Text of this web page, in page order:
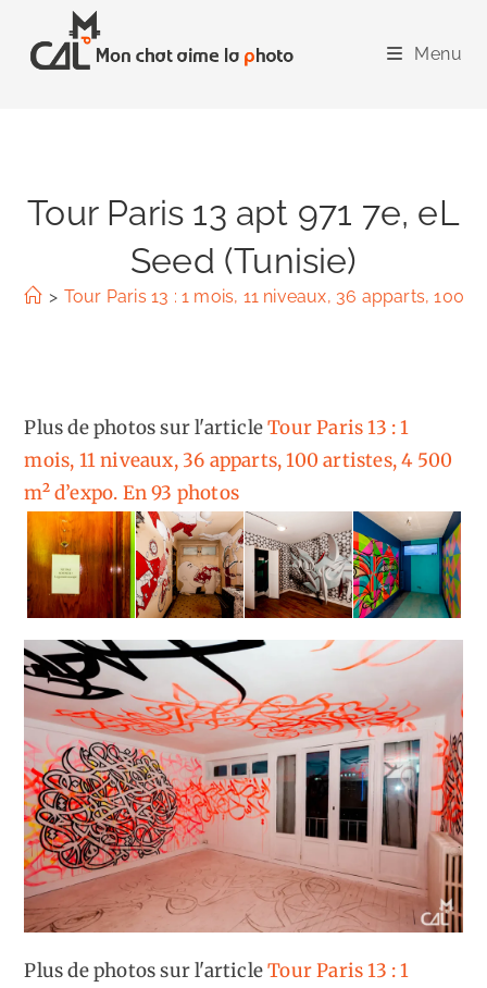
content
Menu
Tour Paris 13 apt 971 7e, eL
Seed (Tunisie)
> Tour Paris 13 : 1 mois, 11 niveaux, 36 apparts, 100
Plus de photos sur l'articleTour Paris 13 : 1
mois, 11 niveaux, 36 apparts, 100 artistes, 4 500
m² d’expo. En 93 photos
Plus de photos sur l'articleTour Paris 13 : 1